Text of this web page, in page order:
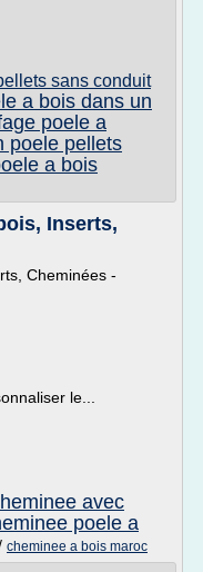
sans conduit
a bois dans un
poele a
poele pellets
a bois
Inserts,
Cheminées -
le...
avec
poele a
cheminee a bois maroc